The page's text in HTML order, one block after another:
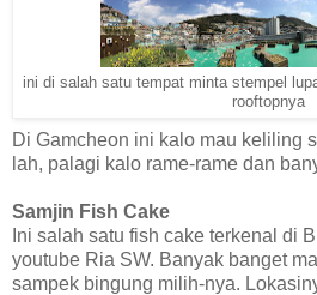
ini di salah satu tempat minta stempel
rooftopnya
Di Gamcheon ini kalo mau keliling
lah, palagi kalo rame-rame dan
Samjin Fish Cake
Ini salah satu fish cake terkenal di
youtube Ria SW. Banyak banget
sampek bingung milih-nya.